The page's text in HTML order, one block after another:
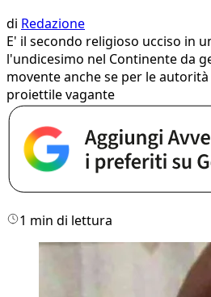
di Redazione
E' il secondo religioso ucciso in
l'undicesimo nel Continente da
movente anche se per le
proiettile vagante
1 min di lettura